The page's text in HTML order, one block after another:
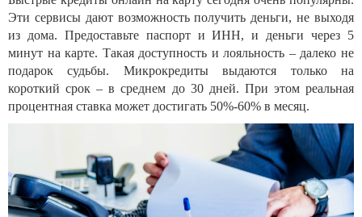
Эти сервисы дают возможность получить деньги, не выходя
из дома. Предоставьте паспорт и ИНН, и деньги через 5
минут на карте. Такая доступность и лояльность – далеко не
подарок судьбы. Микрокредиты выдаются только на
короткий срок – в среднем до 30 дней. При этом реальная
процентная ставка может достигать 50%-60% в месяц.